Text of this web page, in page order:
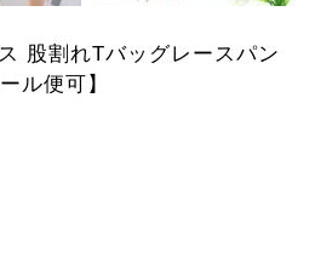
股割れTバッグレースパン
ル便可】